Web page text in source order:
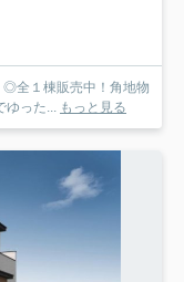
◎全１棟販売中！角地物
ゆった... もっと見る